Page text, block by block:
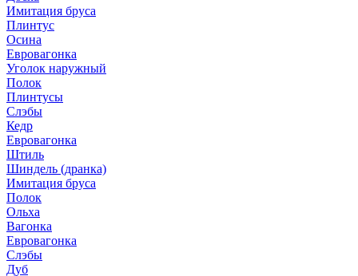
Имитация бруса
Плинтус
Осина
Евровагонка
Уголок наружный
Полок
Плинтусы
Слэбы
Кедр
Евровагонка
Штиль
Шиндель (дранка)
Имитация бруса
Полок
Ольха
Вагонка
Евровагонка
Слэбы
Дуб